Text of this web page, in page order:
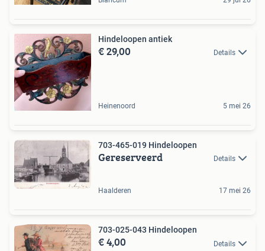
Hindeloopen antiek
€ 29,00 Details
Heinenoord 5 mei 26
703-465-019 Hindeloopen
Gereserveerd Details
Haalderen 17 mei 26
703-025-043 Hindeloopen
€ 4,00 Details